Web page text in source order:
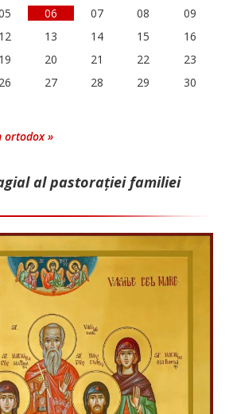
06 07 08
09
12 13 14 15
16
19 20 21 22
23
26 27 28 29
30
ortodox »
al pastorației familiei